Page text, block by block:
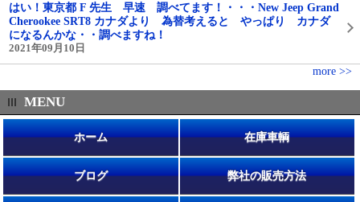
はい！東京都 F 先生 早速 調べてます！・・・New Jeep Grand
Cherookee SRT8 カナダより 為替考えると やっぱり カナダ
になるんかな・・調べますね！
2021年09月10日
more >>
MENU
ホーム 在庫車輌
ブログ 弊社の販売方法